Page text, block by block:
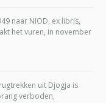
naar NIOD, ex libris,
het vuren, in november
uit Djogja is
verboden,